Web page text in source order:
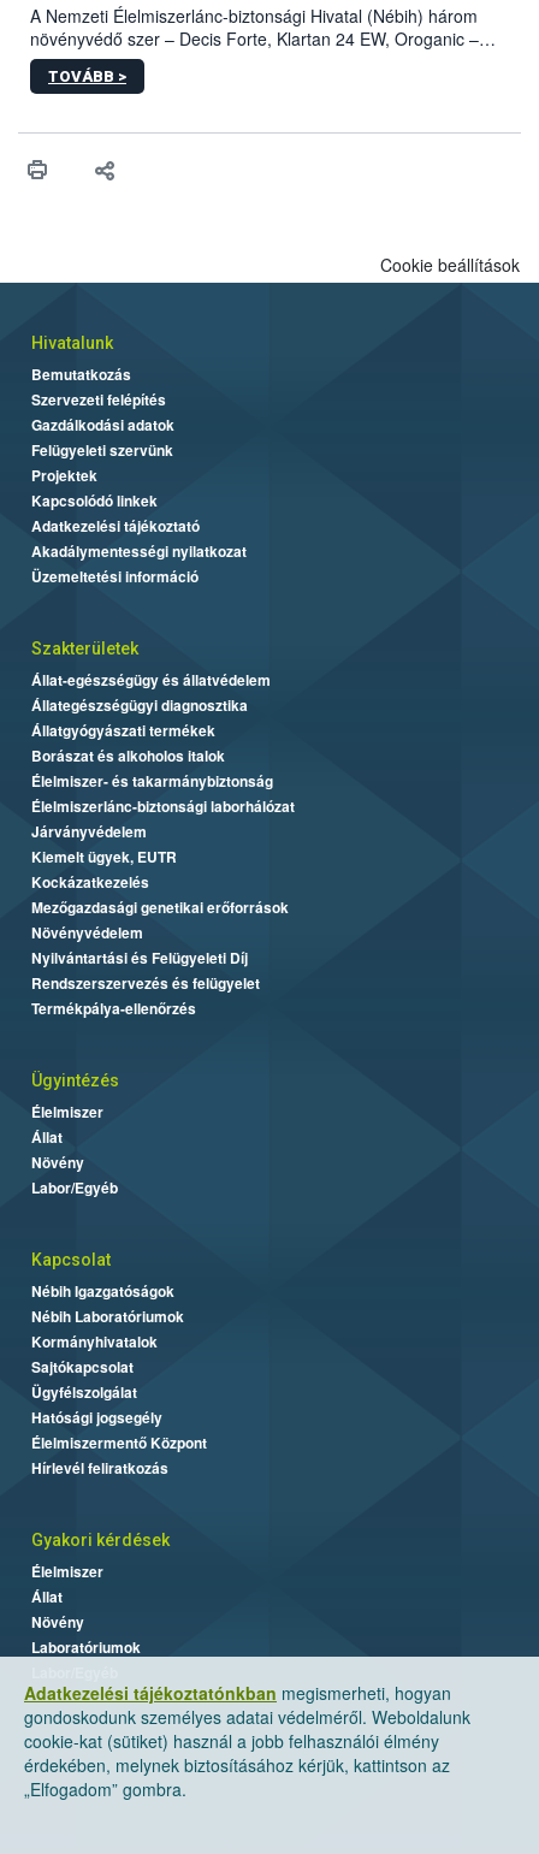
A Nemzeti Élelmiszerlánc-biztonsági Hivatal (Nébih) három
növényvédő szer – Decis Forte, Klartan 24 EW, Oroganic –
engedélyokiratát módosította, így azok a szüretet követően,
egészen a vesszőérettség (BBCH 91) stádiumáig
érésű szőlőkben is legyen lehetőség a károsító elleni további
felhasználók számára is elérhető és ökológiai termesztésben is
TOVÁBB >
Adatkezelési tájékoztatónkban megismerheti, hogyan
gondoskodunk személyes adatai védelméről. Weboldalunk
cookie-kat (sütiket) használ a jobb felhasználói élmény
érdekében, melynek biztosításához kérjük, kattintson az
„Elfogadom” gombra.
Cookie beállítások
Hivatalunk
Bemutatkozás
Szervezeti felépítés
Gazdálkodási adatok
Felügyeleti szervünk
Projektek
Kapcsolódó linkek
Adatkezelési tájékoztató
Akadálymentességi nyilatkozat
Üzemeltetési információ
Szakterületek
Állat-egészségügy és állatvédelem
Állategészségügyi diagnosztika
Állatgyógyászati termékek
Borászat és alkoholos italok
Élelmiszer- és takarmánybiztonság
Élelmiszerlánc-biztonsági laborhálózat
Járványvédelem
Kiemelt ügyek, EUTR
Kockázatkezelés
Mezőgazdasági genetikai erőforrások
Növényvédelem
Nyilvántartási és Felügyeleti Díj
Rendszerszervezés és felügyelet
Termékpálya-ellenőrzés
Ügyintézés
Élelmiszer
Állat
Növény
Labor/Egyéb
Kapcsolat
Nébih Igazgatóságok
Nébih Laboratóriumok
Kormányhivatalok
Sajtókapcsolat
Ügyfélszolgálat
Hatósági jogsegély
Élelmiszermentő Központ
Hírlevél feliratkozás
Gyakori kérdések
Élelmiszer
Állat
Növény
Laboratóriumok